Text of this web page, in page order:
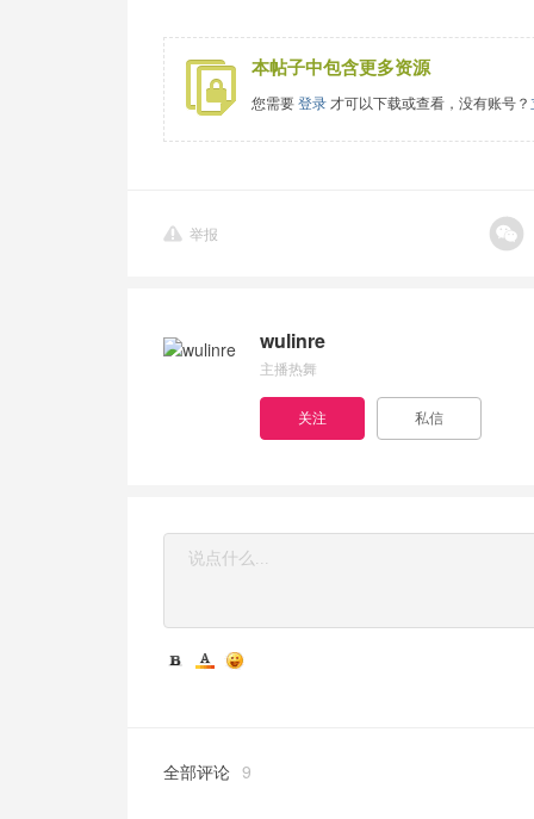
本帖子中包含更多资源
您需要登录 才可以下载或查看，没有账号？
举报
wulinre
主播热舞
全部评论 9